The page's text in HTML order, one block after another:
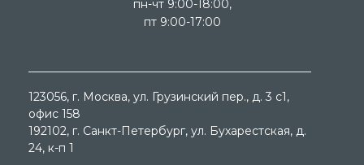
пн-чт 9:00-18:00,
пт 9:00-17:00
123056, г. Москва, ул. Грузинский пер., д. 3 c1,
офис 158
192102, г. Санкт-Петербург, ул. Бухарестская, д.
24, к-п 1